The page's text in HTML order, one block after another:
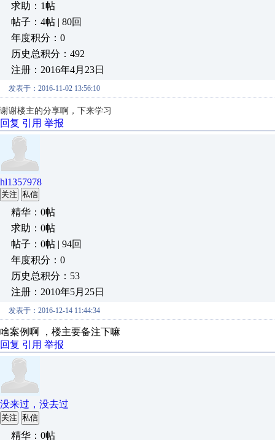
求助：1帖
帖子：4帖 | 80回
年度积分：0
历史总积分：492
注册：2016年4月23日
发表于：2016-11-02 13:56:10
谢谢楼主的分享啊，下来学习
回复 引用 举报
hl1357978
关注 私信
精华：0帖
求助：0帖
帖子：0帖 | 94回
年度积分：0
历史总积分：53
注册：2010年5月25日
发表于：2016-12-14 11:44:34
啥案例啊 ，楼主要备注下嘛
回复 引用 举报
没来过，没去过
关注 私信
精华：0帖